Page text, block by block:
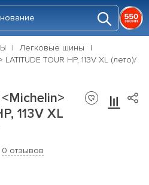
Легковые шины
TOUR HP, 113V XL (лето)/
113V XL
0 отзывов